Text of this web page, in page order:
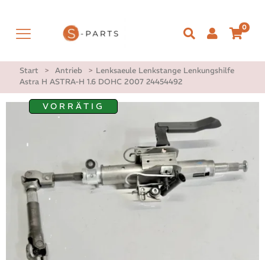
0
Start > Antrieb > Lenksaeule Lenkstange Lenkungshilfe
Astra H ASTRA-H 1.6 DOHC 2007 24454492
VORRÄTIG